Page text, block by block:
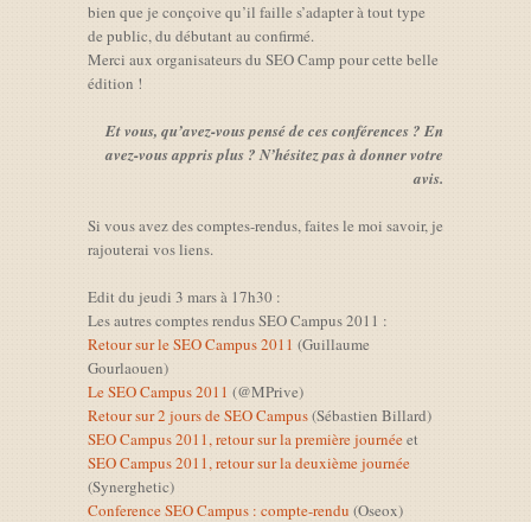
bien que je conçoive qu’il faille s’adapter à tout type
de public, du débutant au confirmé.
Merci aux organisateurs du SEO Camp pour cette belle
édition !
Et vous, qu’avez-vous pensé de ces conférences ? En
avez-vous appris plus ? N’hésitez pas à donner votre
avis.
Si vous avez des comptes-rendus, faites le moi savoir, je
rajouterai vos liens.
Edit du jeudi 3 mars à 17h30 :
Les autres comptes rendus SEO Campus 2011 :
Retour sur le SEO Campus 2011 (Guillaume
Gourlaouen)
Le SEO Campus 2011 (@MPrive)
Retour sur 2 jours de SEO Campus(Sébastien Billard)
SEO Campus 2011, retour sur la première journéeet
SEO Campus 2011, retour sur la deuxième journée
(Synerghetic)
Conference SEO Campus : compte-rendu (Oseox)